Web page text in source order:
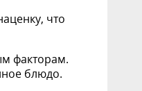
что
факторам.
блюдо.